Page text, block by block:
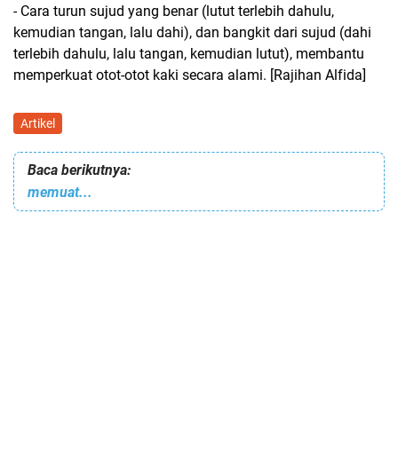
- Cara turun sujud yang benar (lutut terlebih dahulu,
kemudian tangan, lalu dahi), dan bangkit dari sujud (dahi
terlebih dahulu, lalu tangan, kemudian lutut), membantu
memperkuat otot-otot kaki secara alami. [Rajihan Alfida]
Artikel
Baca berikutnya:
memuat...